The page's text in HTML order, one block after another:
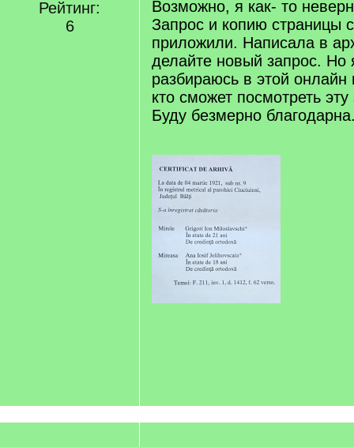
Рейтинг:
6
Возможно, я как- то
Запрос и копию страницы
приложили. Написала в
делайте новый запрос. Но
разбираюсь в этой
кто сможет посмотреть
Буду безмерно